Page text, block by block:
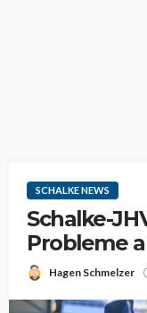
SCHALKE NEWS
Schalke-
Probleme
Hagen Schmelzer